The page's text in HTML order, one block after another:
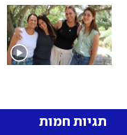
תגיות חמות